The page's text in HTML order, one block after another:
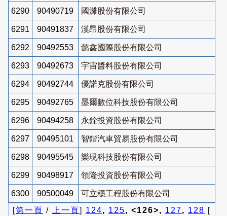
6290 90490719 國濰股份有限公司
6291 90491837 漢昂股份有限公司
6292 90492553 懿鑫國際股份有限公司
6293 90492673 宇宙醬料股份有限公司
6294 90492744 優諾克股份有限公司
6295 90492765 墨爾數位科技股份有限公司
6296 90494258 永銓投資股份有限公司
6297 90495101 智鍇汽車貿易股份有限公司
6298 90495545 樂現科技股份有限公司
6299 90498917 領隆投資股份有限公司
6300 90500049
可立穩工程股份有限公司
[第一頁 / 上一頁] 124, 125, <126>, 127, 128 [